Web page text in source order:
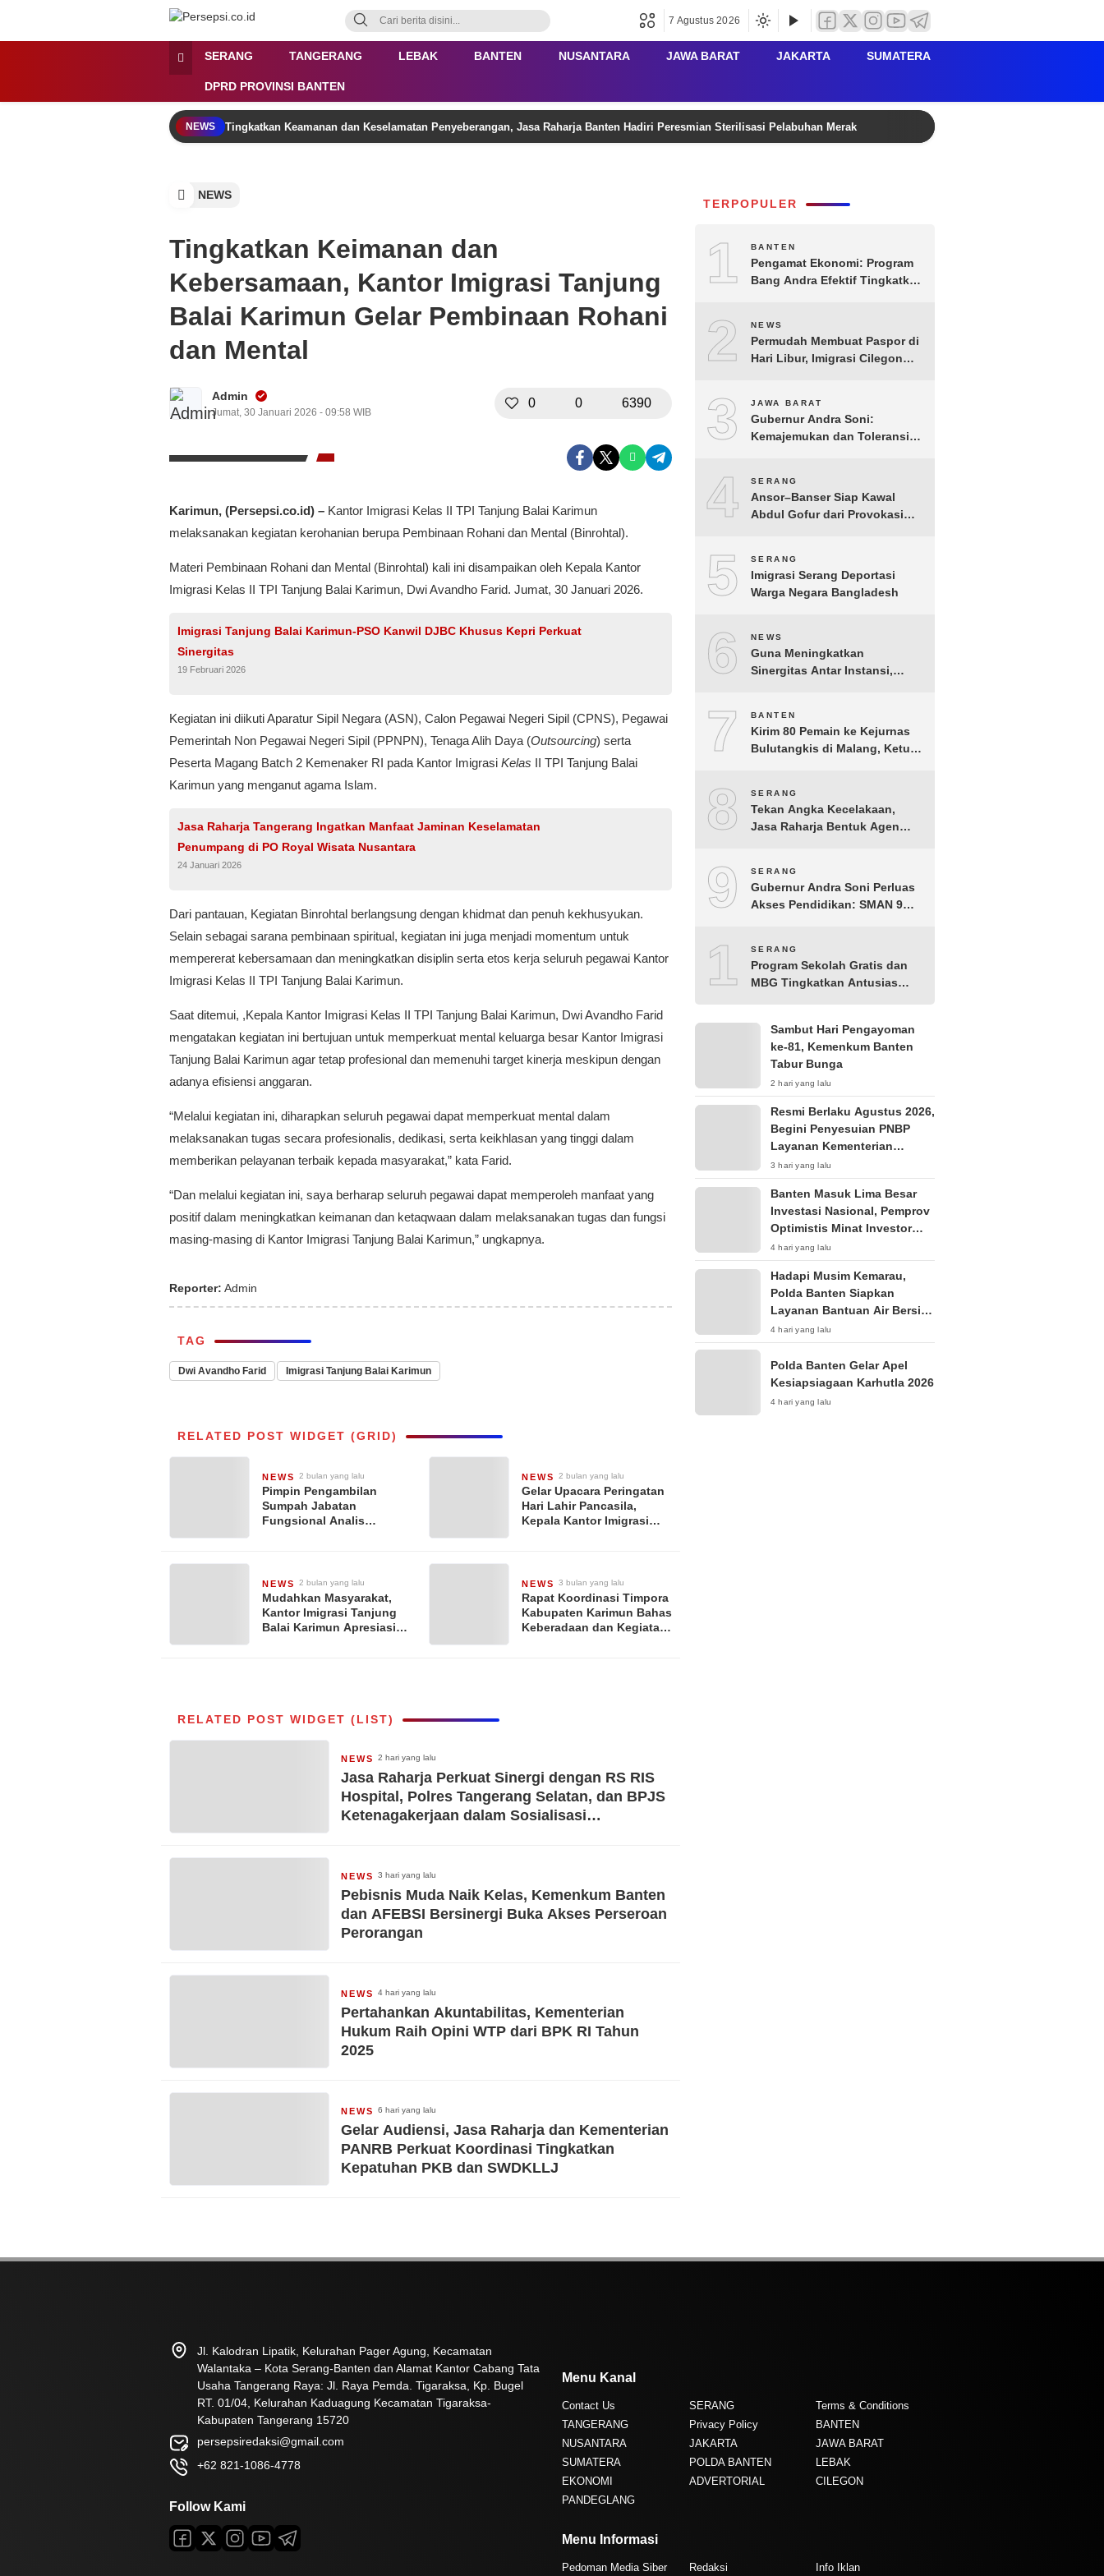
konten
Persepsi.co.id
Media Tanggap Dan Akurat
7 Agustus 2026
SERANG TANGERANG LEBAK BANTEN NUSANTARA JAWA BARAT JAKARTA SUMATERA
DPRD PROVINSI BANTEN
NEWS Tingkatkan Keamanan dan Keselamatan Penyeberangan, Jasa Raharja Banten Hadiri Peresmian Sterilisasi Pelabuhan Merak
NEWS
Tingkatkan Keimanan dan
Kebersamaan, Kantor Imigrasi Tanjung
Balai Karimun Gelar Pembinaan Rohani
dan Mental
Admin
Jumat, 30 Januari 2026 - 09:58 WIB
0 0 6390
Karimun, (Persepsi.co.id) – Kantor Imigrasi Kelas II TPI Tanjung Balai Karimun
melaksanakan kegiatan kerohanian berupa Pembinaan Rohani dan Mental (Binrohtal).
Materi Pembinaan Rohani dan Mental (Binrohtal) kali ini disampaikan oleh Kepala Kantor
Imigrasi Kelas II TPI Tanjung Balai Karimun, Dwi Avandho Farid. Jumat, 30 Januari 2026.
Imigrasi Tanjung Balai Karimun-PSO Kanwil DJBC Khusus Kepri Perkuat
Sinergitas
19 Februari 2026
Kegiatan ini diikuti Aparatur Sipil Negara (ASN), Calon Pegawai Negeri Sipil (CPNS), Pegawai
Pemerintah Non Pegawai Negeri Sipil (PPNPN), Tenaga Alih Daya (Outsourcing) serta
Peserta Magang Batch 2 Kemenaker RI pada Kantor Imigrasi Kelas II TPI Tanjung Balai
Karimun yang menganut agama Islam.
Jasa Raharja Tangerang Ingatkan Manfaat Jaminan Keselamatan
Penumpang di PO Royal Wisata Nusantara
24 Januari 2026
Dari pantauan, Kegiatan Binrohtal berlangsung dengan khidmat dan penuh kekhusyukan.
Selain sebagai sarana pembinaan spiritual, kegiatan ini juga menjadi momentum untuk
mempererat kebersamaan dan meningkatkan disiplin serta etos kerja seluruh pegawai Kantor
Imigrasi Kelas II TPI Tanjung Balai Karimun.
Saat ditemui, ,Kepala Kantor Imigrasi Kelas II TPI Tanjung Balai Karimun, Dwi Avandho Farid
mengatakan kegiatan ini bertujuan untuk memperkuat mental keluarga besar Kantor Imigrasi
Tanjung Balai Karimun agar tetap profesional dan memenuhi target kinerja meskipun dengan
adanya efisiensi anggaran.
“Melalui kegiatan ini, diharapkan seluruh pegawai dapat memperkuat mental dalam
melaksanakan tugas secara profesionalis, dedikasi, serta keikhlasan yang tinggi dalam
memberikan pelayanan terbaik kepada masyarakat,” kata Farid.
“Dan melalui kegiatan ini, saya berharap seluruh pegawai dapat memperoleh manfaat yang
positif dalam meningkatkan keimanan dan ketaqwaan dalam melaksanakan tugas dan fungsi
masing-masing di Kantor Imigrasi Tanjung Balai Karimun,” ungkapnya.
Reporter: Admin
TAG
Dwi Avandho Farid Imigrasi Tanjung Balai Karimun
RELATED POST WIDGET (GRID)
NEWS 2 bulan yang lalu
Pimpin Pengambilan
Sumpah Jabatan
Fungsional Analis
Terbaik Untuk Organisasi
NEWS 2 bulan yang lalu
Gelar Upacara Peringatan
Hari Lahir Pancasila,
Kepala Kantor Imigrasi
NEWS 2 bulan yang lalu
Mudahkan Masyarakat,
Kantor Imigrasi Tanjung
Balai Karimun Apresiasi
NEWS 3 bulan yang lalu
Rapat Koordinasi Timpora
Kabupaten Karimun Bahas
Keberadaan dan Kegiatan
RELATED POST WIDGET (LIST)
NEWS 2 hari yang lalu
Jasa Raharja Perkuat Sinergi dengan RS RIS
Hospital, Polres Tangerang Selatan, dan BPJS
Ketenagakerjaan dalam Sosialisasi
melalui Pelatihan PPGD
NEWS 3 hari yang lalu
Pebisnis Muda Naik Kelas, Kemenkum Banten
dan AFEBSI Bersinergi Buka Akses Perseroan
Perorangan
NEWS 4 hari yang lalu
Pertahankan Akuntabilitas, Kementerian
Hukum Raih Opini WTP dari BPK RI Tahun
2025
NEWS 6 hari yang lalu
Gelar Audiensi, Jasa Raharja dan Kementerian
PANRB Perkuat Koordinasi Tingkatkan
Kepatuhan PKB dan SWDKLLJ
TERPOPULER
1 BANTEN
Pengamat Ekonomi: Program
Bang Andra Efektif Tingkatkan
2 NEWS
Permudah Membuat Paspor di
Hari Libur, Imigrasi Cilegon
3 JAWA BARAT
Gubernur Andra Soni:
Kemajemukan dan Toleransi
4 SERANG
Ansor–Banser Siap Kawal
Abdul Gofur dari Provokasi
5 SERANG
Imigrasi Serang Deportasi
Warga Negara Bangladesh
6 NEWS
Guna Meningkatkan
Sinergitas Antar Instansi,
Cukai Khusus Kepri
7 BANTEN
Kirim 80 Pemain ke Kejurnas
Bulutangkis di Malang, Ketua
Hasil Terbaik
8 SERANG
Tekan Angka Kecelakaan,
Jasa Raharja Bentuk Agen
Taktakan
9 SERANG
Gubernur Andra Soni Perluas
Akses Pendidikan: SMAN 9
10SERANG
Program Sekolah Gratis dan
MBG Tingkatkan Antusias
Sambut Hari Pengayoman
ke-81, Kemenkum Banten
Tabur Bunga
2 hari yang lalu
Resmi Berlaku Agustus 2026,
Begini Penyesuian PNBP
Layanan Kementerian
Hukum
3 hari yang lalu
Banten Masuk Lima Besar
Investasi Nasional, Pemprov
Optimistis Minat Investor
Terus Tumbuh
4 hari yang lalu
Hadapi Musim Kemarau,
Polda Banten Siapkan
Layanan Bantuan Air Bersih
Melalui 110
4 hari yang lalu
Polda Banten Gelar Apel
Kesiapsiagaan Karhutla 2026
4 hari yang lalu
Jl. Kalodran Lipatik, Kelurahan Pager Agung, Kecamatan
Walantaka – Kota Serang-Banten dan Alamat Kantor Cabang Tata
Usaha Tangerang Raya: Jl. Raya Pemda. Tigaraksa, Kp. Bugel
RT. 01/04, Kelurahan Kaduagung Kecamatan Tigaraksa-
Kabupaten Tangerang 15720
persepsiredaksi@gmail.com
+62 821-1086-4778
Follow Kami
Menu Kanal
Contact Us SERANG
Terms & Conditions
TANGERANG
Privacy Policy
BANTEN
NUSANTARA
JAKARTA
JAWA BARAT
SUMATERA
POLDA BANTEN
LEBAK
EKONOMI
ADVERTORIAL
CILEGON
PANDEGLANG
Menu Informasi
Pedoman Media Siber Redaksi Info Iklan